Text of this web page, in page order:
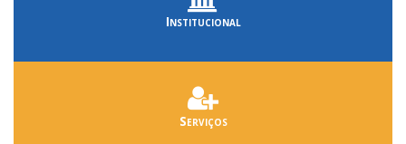
Institucional
Serviços